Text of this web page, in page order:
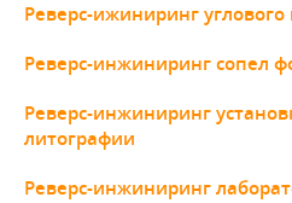
Реверс-ижиниринг углового
Реверс-инжиниринг сопел
Реверс-инжиниринг
литографии
Реверс-инжиниринг